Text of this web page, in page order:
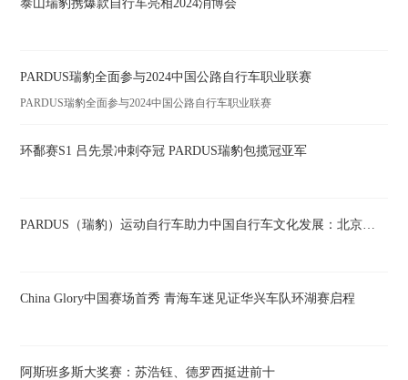
泰山瑞豹携爆款自行车亮相2024消博会
PARDUS瑞豹全面参与2024中国公路自行车职业联赛
PARDUS瑞豹全面参与2024中国公路自行车职业联赛
环鄱赛S1 吕先景冲刺夺冠 PARDUS瑞豹包揽冠亚军
China Glory中国赛场首秀 青海车迷见证华兴车队环湖赛启程
阿斯班多斯大奖赛：苏浩钰、德罗西挺进前十